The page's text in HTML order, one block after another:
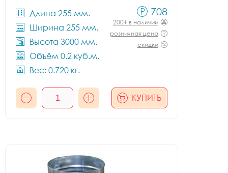
Длина 255 мм.
Ширина 255 мм.
Высота 3000 мм.
Объём 0.2 куб.м.
Вес: 0.720 кг.
708
200+ в наличии
розничная цена
скидки
КУПИТЬ